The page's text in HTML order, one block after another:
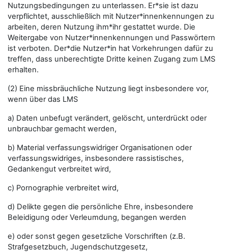
Nutzungsbedingungen zu unterlassen. Er*sie ist dazu
verpflichtet, ausschließlich mit Nutzer*innenkennungen zu
arbeiten, deren Nutzung ihm*ihr gestattet wurde. Die
Weitergabe von Nutzer*innenkennungen und Passwörtern
ist verboten. Der*die Nutzer*in hat Vorkehrungen dafür zu
treffen, dass unberechtigte Dritte keinen Zugang zum LMS
erhalten.
(2) Eine missbräuchliche Nutzung liegt insbesondere vor,
wenn über das LMS
a) Daten unbefugt verändert, gelöscht, unterdrückt oder
unbrauchbar gemacht werden,
b) Material verfassungswidriger Organisationen oder
verfassungswidriges, insbesondere rassistisches,
Gedankengut verbreitet wird,
c) Pornographie verbreitet wird,
d) Delikte gegen die persönliche Ehre, insbesondere
Beleidigung oder Verleumdung, begangen werden
e) oder sonst gegen gesetzliche Vorschriften (z.B.
Strafgesetzbuch, Jugendschutzgesetz,